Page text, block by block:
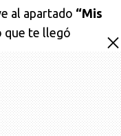
al apartado “Mis
que te llegó
productos”.